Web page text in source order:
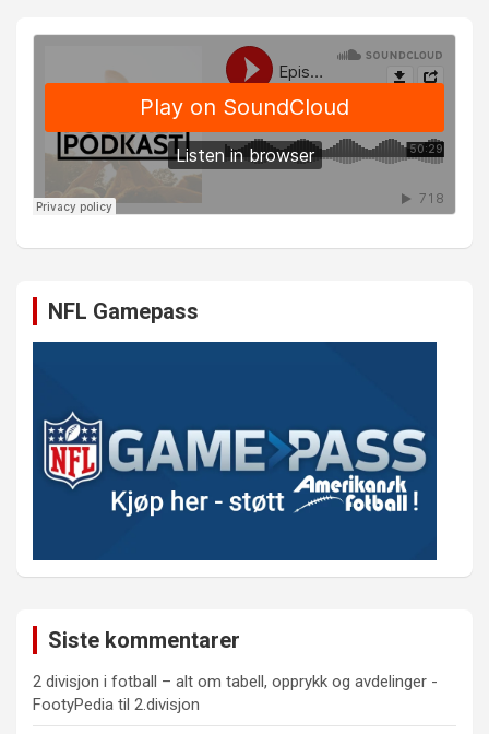
NFL Gamepass
Siste kommentarer
2 divisjon i fotball – alt om tabell, opprykk og avdelinger -
FootyPedia til 2.divisjon